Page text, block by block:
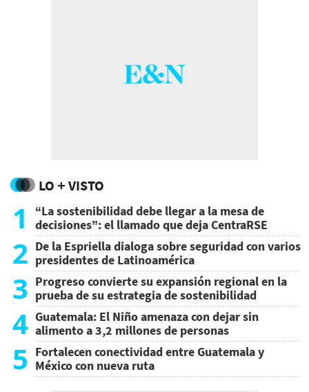
LO + VISTO
1
“La sostenibilidad debe llegar a la mesa de
decisiones”: el llamado que deja CentraRSE
2 De la Espriella dialoga sobre seguridad con varios
presidentes de Latinoamérica
3 Progreso convierte su expansión regional en la
prueba de su estrategia de sostenibilidad
4 Guatemala: El Niño amenaza con dejar sin
alimento a 3,2 millones de personas
5 Fortalecen conectividad entre Guatemala y
México con nueva ruta